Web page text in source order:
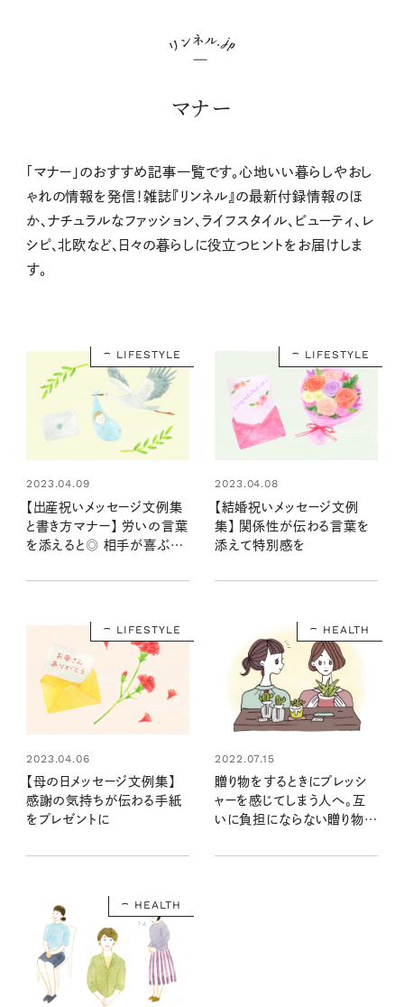
マナー
「マナー」のおすすめ記事一覧です。心地いい暮らしやおし
ゃれの情報を発信！雑誌『リンネル』の最新付録情報のほ
か、ナチュラルなファッション、ライフスタイル、ビューティ、レ
シピ、北欧など、日々の暮らしに役立つヒントをお届けしま
す。
LIFESTYLE
2023.04.09
【出産祝いメッセージ文例集
と書き方マナー】 労いの言葉
を添えると◎ 相手が喜ぶ気
LIFESTYLE
2023.04.08
【結婚祝いメッセージ文例
集】 関係性が伝わる言葉を
添えて特別感を
LIFESTYLE
2023.04.06
【母の日メッセージ文例集】
感謝の気持ちが伝わる手紙
をプレゼントに
HEALTH
2022.07.15
贈り物をするときにプレッシ
ャーを感じてしまう人へ。互
いに負担にならない贈り物の
HEALTH